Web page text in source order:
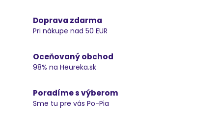
Doprava zdarma
Pri nákupe nad 50 EUR
Oceňovaný obchod
98% na Heureka.sk
Poradíme s výberom
Sme tu pre vás Po-Pia